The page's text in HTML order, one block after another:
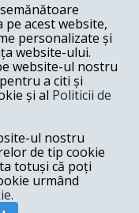
împotriva
în aventuri
rival al SUA. În
pentru
anti-ruse. S-a
intimidarea şi
de informaţii,
s-a sugerat că se
că a cedat,
lui Trump e
să-şi
permanentă.
Om trăi
acest website,
personalizate și
website-ului.
website-ul nostru
a citi și
și al Politicii de
ul nostru
de tip cookie
totuși că poți
urmând